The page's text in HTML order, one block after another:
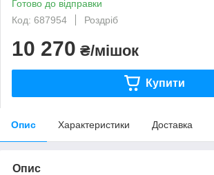
Готово до відправки
Код: 687954
Роздріб
10 270 ₴/мішок
Купити
Опис Характеристики Доставка
Опис